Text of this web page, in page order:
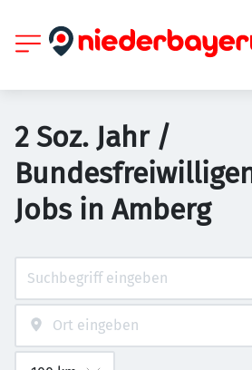
2 Soz. Jahr /
Jobs in Amberg